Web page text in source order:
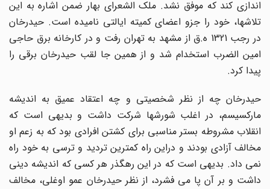
اندازی کند که موفق نشد. ملک الشعرای بهار ضمن اشاره به این
تلاشها، خود را جزو اعضای کمیته ایالتی نامیده است. حیدرخان
در رجب 1321 ه.ق از مشهد به تهران رفت و در کارخانه برق حاجی
امین الضرب استخدام شد و از همین جا لقب حیدرخان برقی را
پیدا کرد.
حیدرخان چه از نظر شخصیتی و چه اعتقاد عمیق به اندیشه
مارکسیسم، در اغلب شورشها شرکت داشت و بدیهی است که
انقلاب مشروطه بستر مناسبی برای کشتن افرادی بود که به زعم او
مخالف آزادی بودند و دراین راه کمترین تردید و ترسی به خود راه
نمی داد. بدیهی است که در این رهگذر هر کسی که اندیشه دینی
داشت و بر آن پا می فشرد، از نظر حیدرخان عمو اوغلی، مخالف